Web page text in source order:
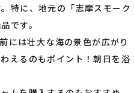
特に、地元の「志摩スモーク
です。
には壮大な海の景色が広がり
えるのもポイント！朝日を浴